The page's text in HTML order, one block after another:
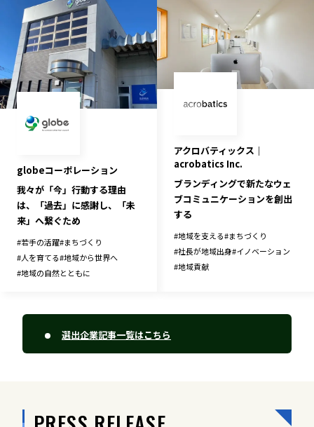
globeコーポレーション
我々が「今」行動する理由
は、「過去」に感謝し、「未
来」へ繋ぐため
#若手の活躍#まちづくり
#人を育てる#地域から世界へ
#地域の自然とともに
アクロバティックス｜
acrobatics Inc.
ブランディングで新たなウェ
ブコミュニケーションを創出
する
#地域を支える#まちづくり
#社長が地域出身#イノベーション
#地域貢献
選出企業記事一覧はこちら